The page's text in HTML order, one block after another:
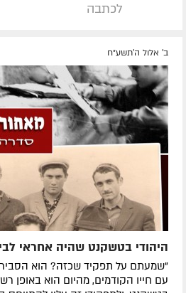
לכתבה
ב' אלול ה׳תשע״ח
היהודי בטשקנט שהיה אחראי
"שמעתם על תפקיד שכזה? הוא הסביר
עם חייו הקודמים, מהיום הוא באופן